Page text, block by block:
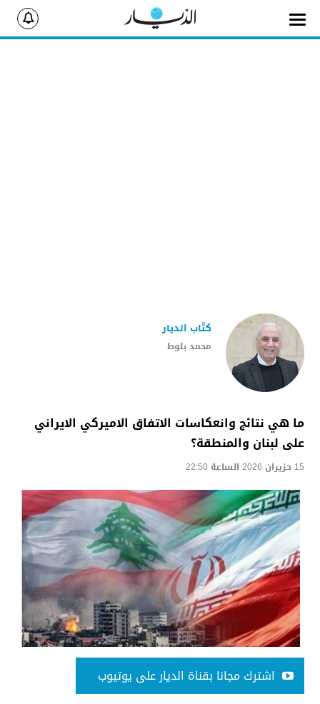
محمد بلوط
كتّاب الديار
ما هي نتائج وانعكاسات الاتفاق الاميركي الايراني
على لبنان والمنطقة؟
15 حزيران 2026 الساعة 22:50
اشترك مجانا بقناة الديار على يوتيوب